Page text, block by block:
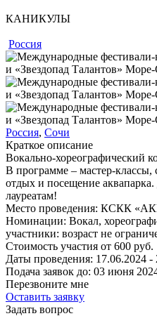
КАНИКУЛЫ
Россия
Россия, Сочи
Краткое описание
Вокально-
В программе – мастер-
отдых и посещение
лауреатам!
Место проведения: КСКК
Номинации: Вокал,
участники: возраст не
Стоимость участия от 600 руб.
Даты проведения: 17.06.2024 -
Подача заявок до: 03 июня
Перезвоните мне
Оставить заявку
Задать вопрос